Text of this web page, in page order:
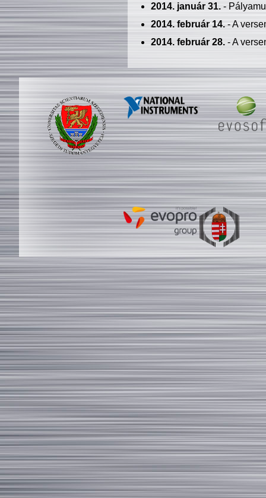
2014. január 31.-
2014. február 14.- A
2014. február 28.- A